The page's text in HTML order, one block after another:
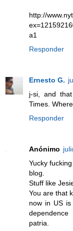
http://
a1
Responder
Ernesto G.
j-si, and
Times.
Responder
Anónimo
Yucky
blog.
Stuff like
You are that
now in US is
patria.